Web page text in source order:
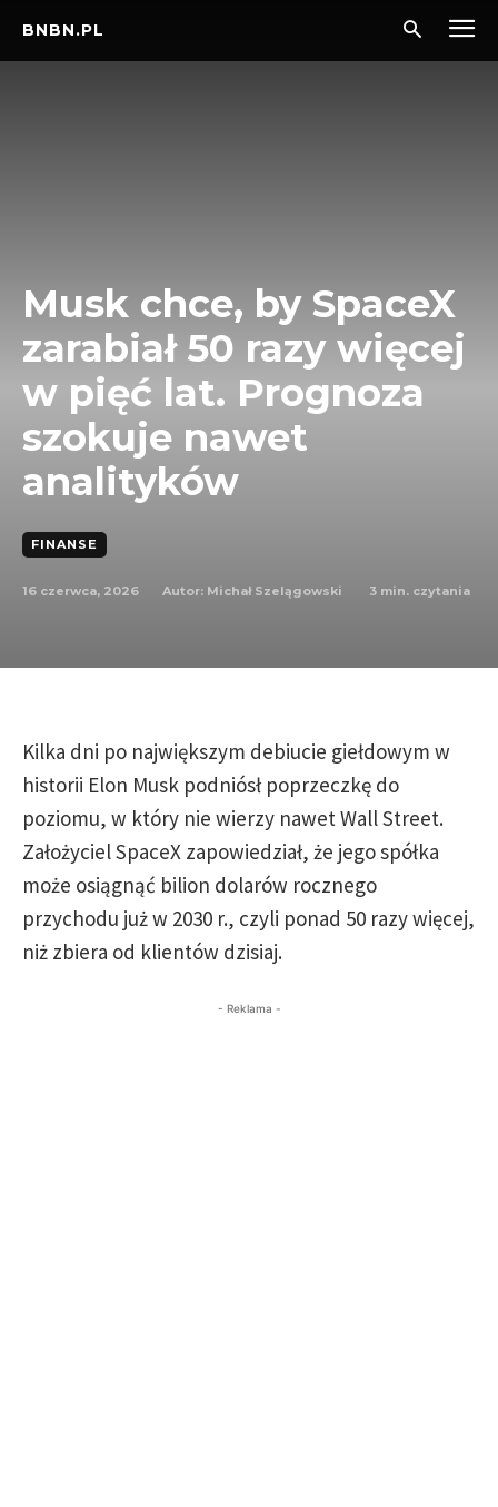
BNBN.PL
Musk chce, by SpaceX
zarabiał 50 razy więcej
w pięć lat. Prognoza
szokuje nawet
analityków
FINANSE
16 czerwca, 2026 Autor: Michał Szelągowski 3 min. czytania
Kilka dni po największym debiucie giełdowym w
historii Elon Musk podniósł poprzeczkę do
poziomu, w który nie wierzy nawet Wall Street.
Założyciel SpaceX zapowiedział, że jego spółka
może osiągnąć bilion dolarów rocznego
przychodu już w 2030 r., czyli ponad 50 razy więcej,
niż zbiera od klientów dzisiaj.
- Reklama -